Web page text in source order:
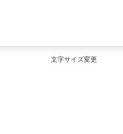
文字サイズ変更